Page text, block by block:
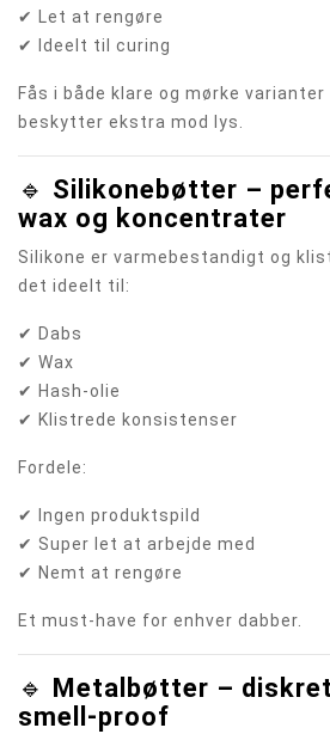
✔ Let at rengøre
✔ Ideelt til curing
Fås i både klare og mørke
beskytter ekstra mod lys.
🔹 Silikonebøtter –
wax og koncentrater
Silikone er varmebestandigt og
det ideelt til:
✔ Dabs
✔ Wax
✔ Hash-olie
✔ Klistrede konsistenser
Fordele:
✔ Ingen produktspild
✔ Super let at arbejde med
✔ Nemt at rengøre
Et must-have for enhver dabber.
🔹
Metalbøtter –
smell-proof